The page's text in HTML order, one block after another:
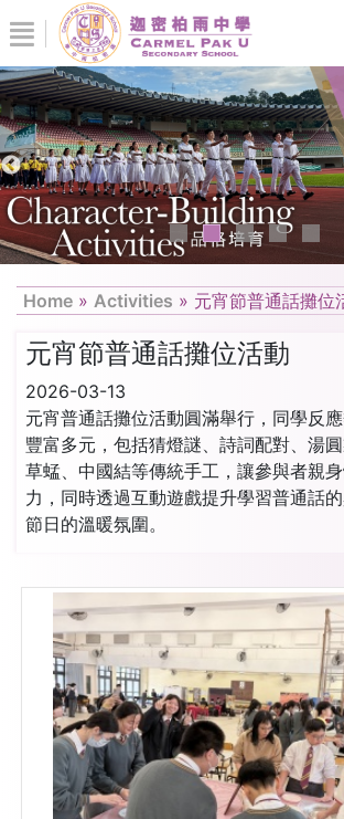
Home » Activities » 元宵節普通話攤位
元宵節普通話攤位活動
2026-03-13
元宵普通話攤位活動圓滿舉行，同學反
豐富多元，包括猜燈謎、詩詞配對、湯
草蜢、中國結等傳統手工，讓參與者親
力，同時透過互動遊戲提升學習普通話
節日的溫暖氛圍。